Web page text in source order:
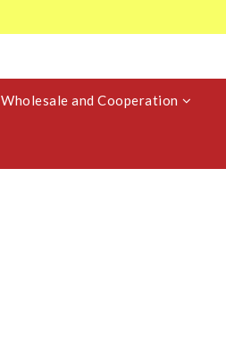
Wholesale and Cooperation